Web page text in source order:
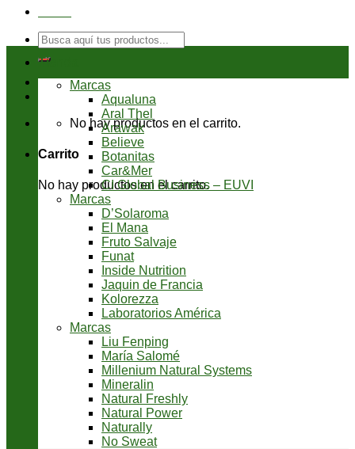
Buscar
por:
No hay productos en el carrito.
Carrito
No hay productos en el carrito.
Tienda
Marcas
Aqualuna
Aral Thel
Arawak
Believe
Botanitas
Car&Mer
CI Global Business – EUVI
Marcas
D’Solaroma
El Mana
Fruto Salvaje
Funat
Inside Nutrition
Jaquin de Francia
Kolorezza
Laboratorios América
Marcas
Liu Fenping
María Salomé
Millenium Natural Systems
Mineralin
Natural Freshly
Natural Power
Naturally
No Sweat